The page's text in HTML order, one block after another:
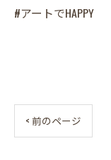
#アートでHAPPY
< 前のページ